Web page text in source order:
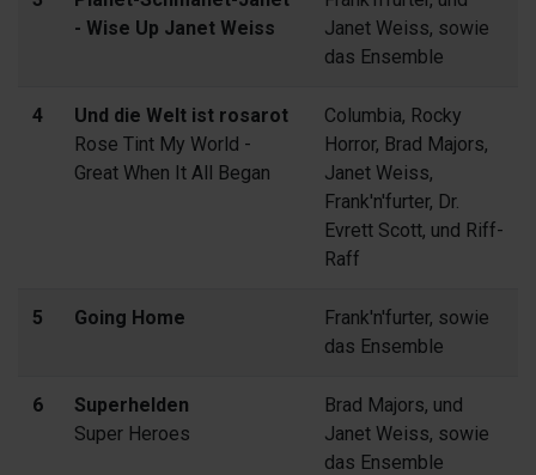
- Wise Up Janet Weiss
Janet Weiss, sowie
das Ensemble
4
Und die Welt ist rosarot
Rose Tint My World -
Great When It All Began
Columbia, Rocky
Horror, Brad Majors,
Janet Weiss,
Frank'n'furter, Dr.
Evrett Scott, und Riff-
Raff
5 Going Home
Frank'n'furter, sowie
das Ensemble
6
Superhelden
Super Heroes
Brad Majors, und
Janet Weiss, sowie
das Ensemble